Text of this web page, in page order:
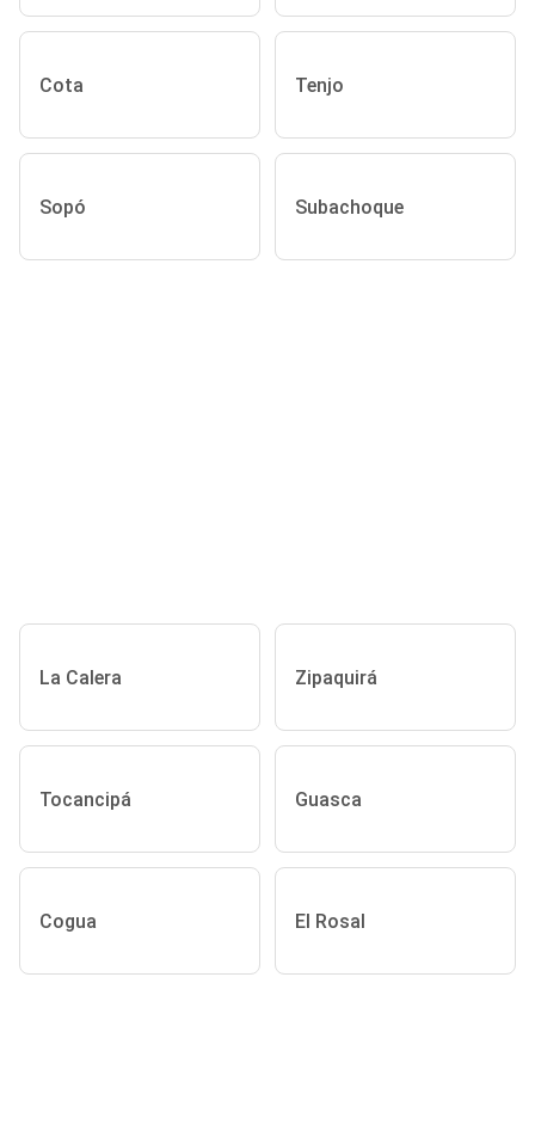
Cota Tenjo
Sopó Subachoque
La Calera Zipaquirá
Tocancipá Guasca
Cogua El Rosal